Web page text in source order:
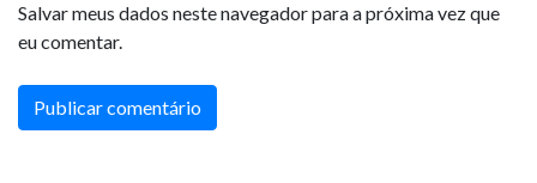
Salvar meus dados neste navegador para a próxima vez que
eu comentar.